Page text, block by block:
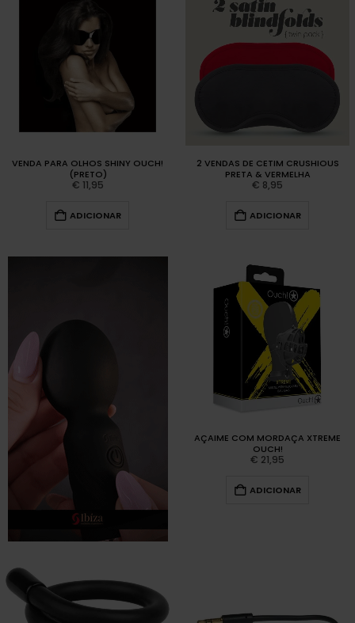
VENDA PARA OLHOS SHINY OUCH!
(PRETO)
€ 11,95
ADICIONAR
2 VENDAS DE CETIM CRUSHIOUS
PRETA & VERMELHA
€ 8,95
ADICIONAR
AÇAIME COM MORDAÇA XTREME
OUCH!
€ 21,95
ADICIONAR